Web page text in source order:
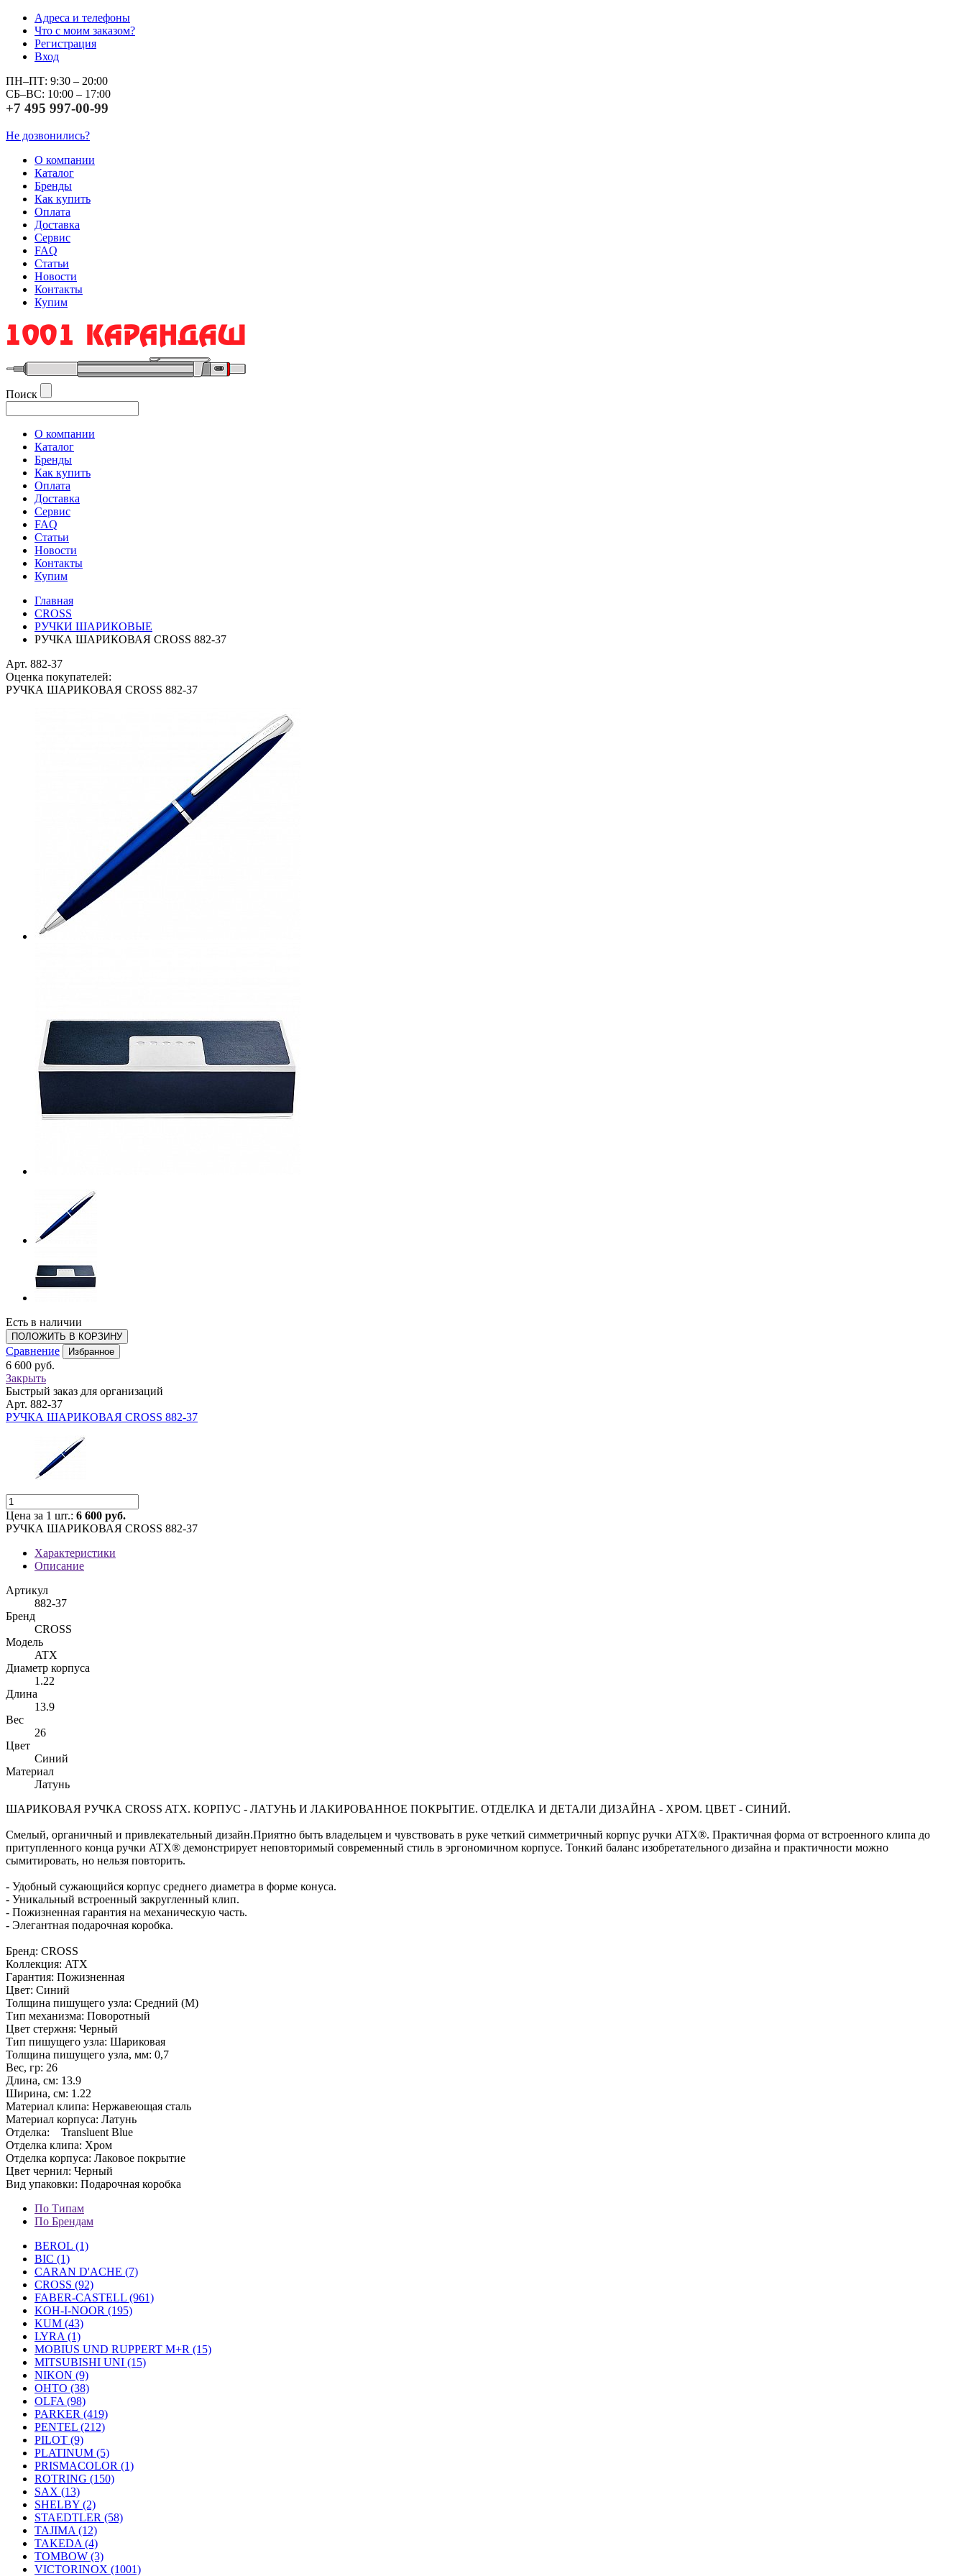
Адреса и телефоны
Что с моим заказом?
Регистрация
Вход
ПН–ПТ: 9:30 – 20:00
СБ–ВС: 10:00 – 17:00
+7 495 997-00-99
Не дозвонились?
О компании
Каталог
Бренды
Как купить
Оплата
Доставка
Сервис
FAQ
Статьи
Новости
Контакты
Купим
Поиск
О компании
Каталог
Бренды
Как купить
Оплата
Доставка
Сервис
FAQ
Статьи
Новости
Контакты
Купим
Главная
CROSS
РУЧКИ ШАРИКОВЫЕ
РУЧКА ШАРИКОВАЯ CROSS 882-37
Арт. 882-37
Оценка покупателей:
РУЧКА ШАРИКОВАЯ CROSS 882-37
Есть в наличии
ПОЛОЖИТЬ В КОРЗИНУ
Сравнение Избранное
6 600 руб.
Закрыть
Быстрый заказ для организаций
Арт. 882-37
РУЧКА ШАРИКОВАЯ CROSS 882-37
Цена за 1 шт.: 6 600 руб.
РУЧКА ШАРИКОВАЯ CROSS 882-37
Характеристики
Описание
Артикул
882-37
Бренд
CROSS
Модель
ATX
Диаметр корпуса
1.22
Длина
13.9
Вес
26
Цвет
Синий
Материал
Латунь
ШАРИКОВАЯ РУЧКА CROSS ATX. КОРПУС - ЛАТУНЬ И ЛАКИРОВАННОЕ ПОКРЫТИЕ. ОТДЕЛКА И ДЕТАЛИ ДИЗАЙНА - ХРОМ. ЦВЕТ - СИНИЙ.
Смелый, органичный и привлекательный дизайн.Приятно быть владельцем и чувствовать в руке четкий симметричный корпус ручки ATX®. Практичная форма от встроенного клипа до
притупленного конца ручки ATX® демонстрирует неповторимый современный стиль в эргономичном корпусе. Тонкий баланс изобретательного дизайна и практичности можно
сымитировать, но нельзя повторить.
- Удобный сужающийся корпус среднего диаметра в форме конуса.
- Уникальный встроенный закругленный клип.
- Пожизненная гарантия на механическую часть.
- Элегантная подарочная коробка.
Бренд: CROSS
Коллекция: ATX
Гарантия: Пожизненная
Цвет: Синий
Толщина пишущего узла: Средний (М)
Тип механизма: Поворотный
Цвет стержня: Черный
Тип пишущего узла: Шариковая
Толщина пишущего узла, мм: 0,7
Вес, гр: 26
Длина, см: 13.9
Ширина, см: 1.22
Материал клипа: Нержавеющая сталь
Материал корпуса: Латунь
Отделка: Transluent Blue
Отделка клипа: Хром
Отделка корпуса: Лаковое покрытие
Цвет чернил: Черный
Вид упаковки: Подарочная коробка
По Типам
По Брендам
BEROL (1)
BIC (1)
CARAN D'ACHE (7)
CROSS (92)
FABER-CASTELL (961)
KOH-I-NOOR (195)
KUM (43)
LYRA (1)
MOBIUS UND RUPPERT M+R (15)
MITSUBISHI UNI (15)
NIKON (9)
OHTO (38)
OLFA (98)
PARKER (419)
PENTEL (212)
PILOT (9)
PLATINUM (5)
PRISMACOLOR (1)
ROTRING (150)
SAX (13)
SHELBY (2)
STAEDTLER (58)
TAJIMA (12)
TAKEDA (4)
TOMBOW (3)
VICTORINOX (1001)